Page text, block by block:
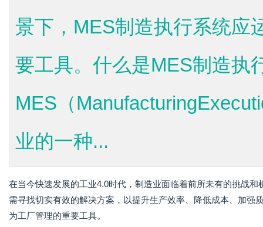
景下，MES制造执行系统应
要工具。什么是MES制造执
MES（
业的一种...
在当今快速发展的工业4.0时代，制造业面临着前所未有的挑战
需寻找切实有效的解决方案，以提升生产效率、降低成本、加强
为工厂管理的重要工具。